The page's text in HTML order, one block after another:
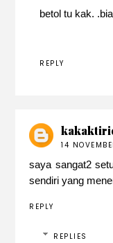
betol tu kak.
REPLY
14
saya sangat2
sendiri yang
REPLY
REPLIES